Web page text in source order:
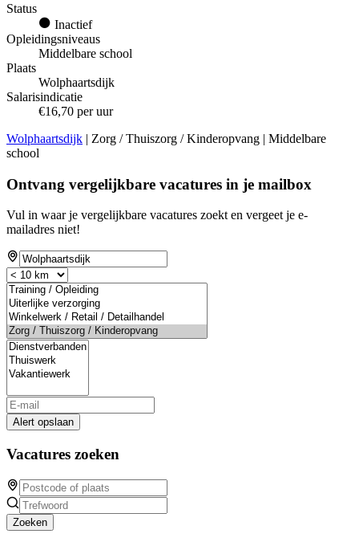
Status
Inactief
Opleidingsniveaus
Middelbare school
Plaats
Wolphaartsdijk
Salarisindicatie
€16,70 per uur
Wolphaartsdijk | Zorg / Thuiszorg / Kinderopvang | Middelbare
school
Ontvang vergelijkbare vacatures in je mailbox
Vul in waar je vergelijkbare vacatures zoekt en vergeet je e-
mailadres niet!
Alert opslaan
Vacatures zoeken
Zoeken